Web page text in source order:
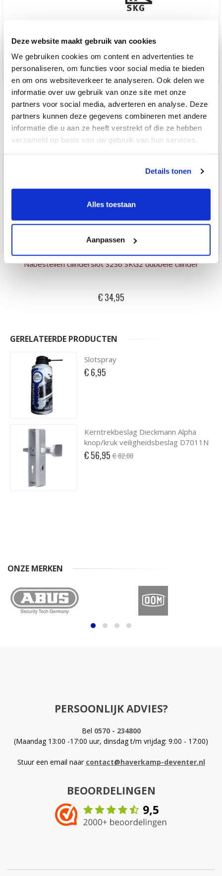
Deze website maakt gebruik van cookies
We gebruiken cookies om content en advertenties te
personaliseren, om functies voor social media te bieden
en om ons websiteverkeer te analyseren. Ook delen we
informatie over uw gebruik van onze site met onze
partners voor social media, adverteren en analyse. Deze
partners kunnen deze gegevens combineren met andere
informatie die u aan ze heeft verstrekt of die ze hebben
verzameld op basis van uw gebruik van hun services.
Details tonen
Alles toestaan
Aanpassen
Nabestellen cilinderslot S2S6 SKG2 halve cilinder
€ 37,95
Nabestellen cilinderslot S2S6 SKG2 dubbele cilinder
€ 34,95
GERELATEERDE PRODUCTEN
Slotspray
€ 6,95
Kerntrekbeslag Dieckmann Alpha
knop/kruk veiligheidsbeslag D7011N
Special
€ 56,95 € 82,00
ONZE MERKEN
PERSOONLIJK ADVIES?
Bel 0570 - 234800
(Maandag 13:00 -17:00 uur, dinsdag t/m vrijdag: 9:00 - 17:00)
Stuur een email naar contact@haverkamp-deventer.nl
BEOORDELINGEN